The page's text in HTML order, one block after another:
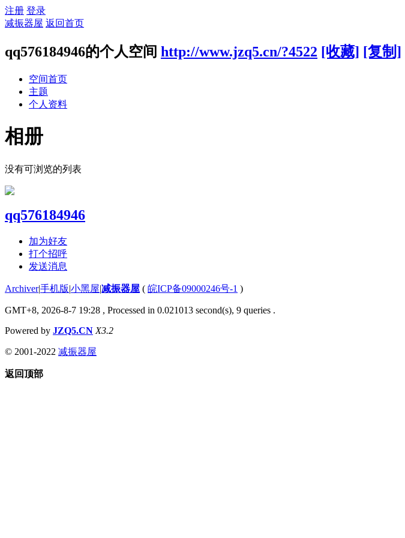
注册 登录
减振器屋 返回首页
qq576184946的个人空间 http://www.jzq5.cn/?4522 [收藏] [复制]
空间首页
主题
个人资料
相册
没有可浏览的列表
qq576184946
加为好友
打个招呼
发送消息
Archiver|手机版|小黑屋|减振器屋 ( 皖ICP备09000246号-1 )
GMT+8, 2026-8-7 19:28 , Processed in 0.021013 second(s), 9 queries .
Powered by JZQ5.CN X3.2
© 2001-2022 减振器屋
返回顶部